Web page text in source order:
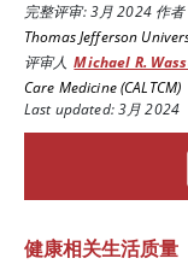
完整评审:3月 2024作者
Thomas Jefferson
评审人 Michael R.
Care Medicine (CALTCM)
Last updated: 3月 2024
健康相关生活质量